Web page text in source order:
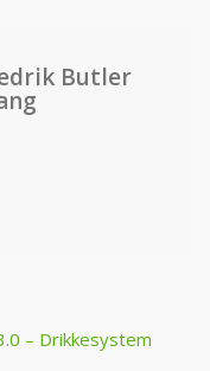
Butler
– Drikkesystem